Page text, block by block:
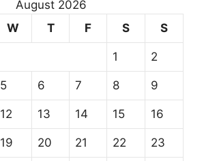
August 2026
W T F S S
1 2
5 6 7 8 9
12 13 14 15 16
19 20 21 22 23